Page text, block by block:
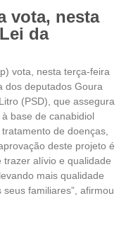
vota, nesta
da
vota, nesta terça-feira
dos deputados Goura
(PSD), que assegura
base de canabidiol
de doenças,
deste projeto é
trazer alívio e qualidade
mais qualidade
familiares”, afirmou